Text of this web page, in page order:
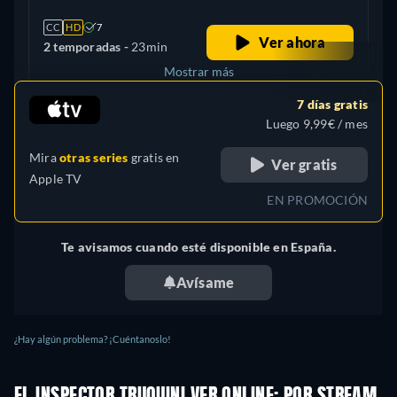
CC HD 7
2 temporadas - 23min Ver ahora
Brazil
Mostrar más
Miraotras series gratis en
Apple TV
7 días gratis
Luego 9,99€ / mes
Ver gratis
EN PROMOCIÓN
Te avisamos cuando esté disponible en España.
Avísame
¿Hay algún problema? ¡Cuéntanoslo!